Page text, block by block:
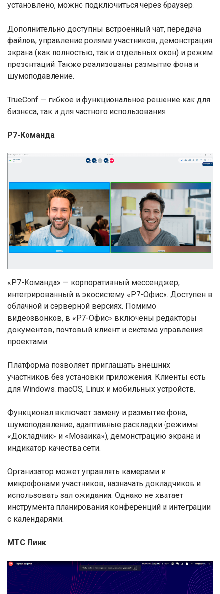
установлено, можно подключиться через браузер.
Дополнительно доступны встроенный чат, передача
файлов, управление ролями участников, демонстрация
экрана (как полностью, так и отдельных окон) и режим
презентаций. Также реализованы размытие фона и
шумоподавление.
TrueConf — гибкое и функциональное решение как для
бизнеса, так и для частного использования.
Р7-Команда
«Р7-Команда» — корпоративный мессенджер,
интегрированный в экосистему «Р7-Офис». Доступен в
облачной и серверной версиях. Помимо
видеозвонков, в «Р7-Офис» включены редакторы
документов, почтовый клиент и система управления
проектами.
Платформа позволяет приглашать внешних
участников без установки приложения. Клиенты есть
для Windows, macOS, Linux и мобильных устройств.
Функционал включает замену и размытие фона,
шумоподавление, адаптивные раскладки (режимы
«Докладчик» и «Мозаика»), демонстрацию экрана и
индикатор качества сети.
Организатор может управлять камерами и
микрофонами участников, назначать докладчиков и
использовать зал ожидания. Однако не хватает
инструмента планирования конференций и интеграции
с календарями.
МТС Линк